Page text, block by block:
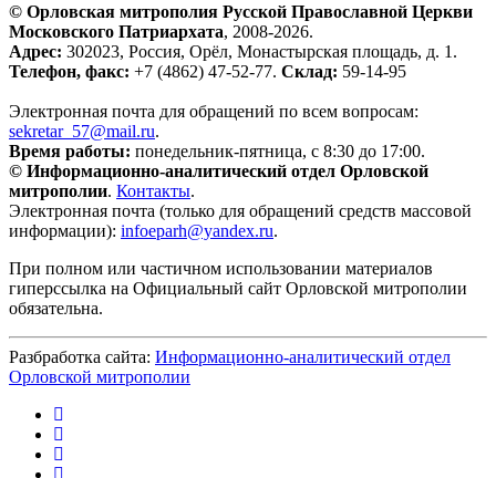
© Орловская митрополия Русской Православной Церкви
Московского Патриархата, 2008-2026.
Адрес: 302023, Россия, Орёл, Монастырская площадь, д. 1.
Телефон, факс: +7 (4862) 47-52-77. Склад: 59-14-95
Электронная почта для обращений по всем вопросам:
sekretar_57@mail.ru.
Время работы: понедельник-пятница, с 8:30 до 17:00.
© Информационно-аналитический отдел Орловской
митрополии. Контакты.
Электронная почта (только для обращений средств массовой
информации): infoeparh@yandex.ru.
При полном или частичном использовании материалов
гиперссылка на Официальный сайт Орловской митрополии
обязательна.
Разбработка сайта: Информационно-аналитический отдел
Орловской митрополии